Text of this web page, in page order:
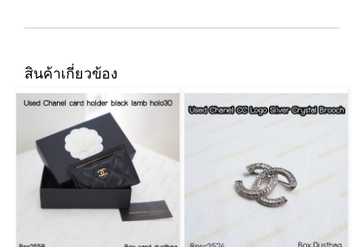
สินค้าเกี่ยวข้อง